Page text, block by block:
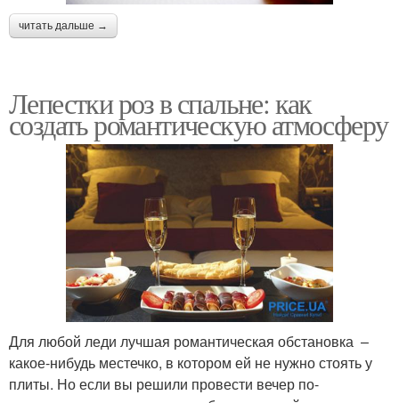
читать дальше →
Лепестки роз в спальне: как
создать романтическую атмосферу
Для любой леди лучшая романтическая обстановка –
какое-нибудь местечко, в котором ей не нужно стоять у
плиты. Но если вы решили провести вечер по-